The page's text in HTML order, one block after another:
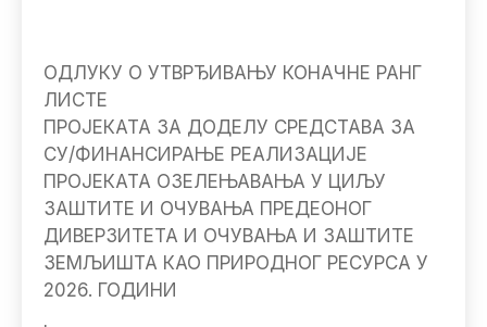
ОДЛУКУ О УТВРЂИВАЊУ КОНАЧНЕ РАНГ
ЛИСТЕ
ПРОЈЕКАТА ЗА ДОДЕЛУ СРЕДСТАВА ЗА
СУ/ФИНАНСИРАЊЕ РЕАЛИЗАЦИЈЕ
ПРОЈЕКАТА ОЗЕЛЕЊАВАЊА У ЦИЉУ
ЗАШТИТЕ И ОЧУВАЊА ПРЕДЕОНОГ
ДИВЕРЗИТЕТА И ОЧУВАЊА И ЗАШТИТЕ
ЗЕМЉИШТА КАО ПРИРОДНОГ РЕСУРСА У
2026. ГОДИНИ